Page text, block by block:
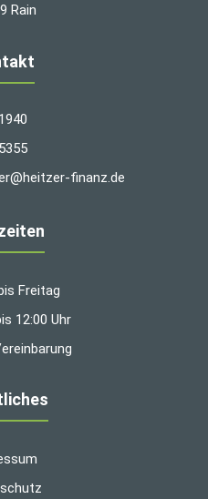
Rain
finanz.de
Freitag
12:00 Uhr